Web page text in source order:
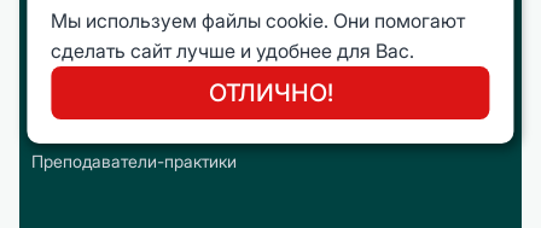
Онлайн курсы
Преподаватели
Преподаватели-практики
Мы используем файлы cookie. Они помогают
сделать сайт лучше и удобнее для Вас.
ОТЛИЧНО!